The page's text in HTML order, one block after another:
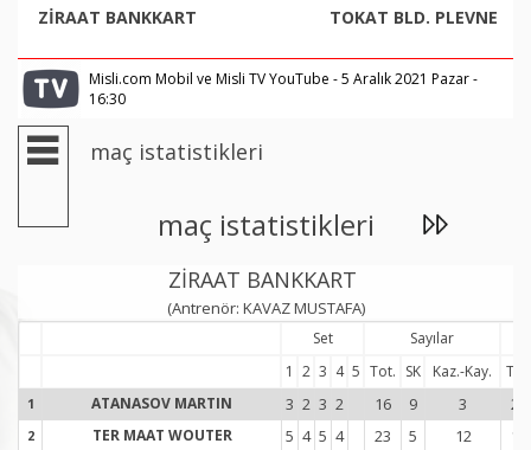
ZİRAAT BANKKART TOKAT BLD. PLEVNE
Misli.com Mobil ve Misli TV YouTube - 5 Aralık 2021 Pazar -
16:30
maç istatistikleri
maç istatistikleri
ZİRAAT BANKKART
(Antrenör: KAVAZ MUSTAFA)
Set
Sayılar
1 2 3 4 5 Tot. SK Kaz.-Kay. Tot.
1 ATANASOV MARTIN 3 2 3 2 16 9 3 21
2 TER MAAT WOUTER 5 4 5 4 23 5 12 16